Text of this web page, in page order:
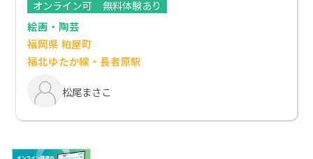
オンライン可
無料体験あり
絵画・陶芸
福岡県 粕屋町
福北ゆたか線・長者原駅
松尾まさこ